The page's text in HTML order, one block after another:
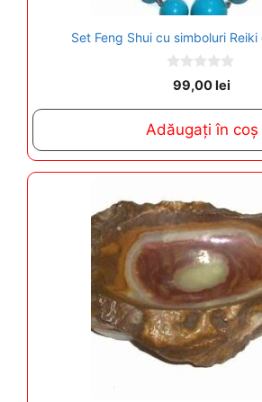
Set Feng Shui cu simboluri
0
o
5
99,00lei
Adăugați în coș